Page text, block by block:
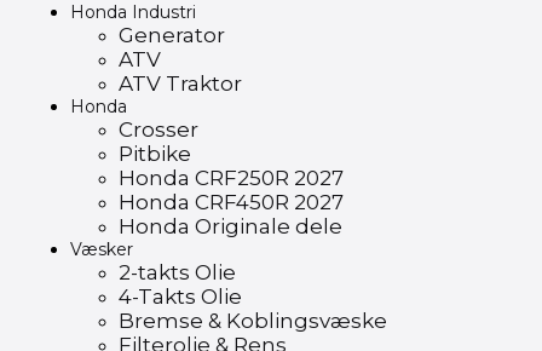
Honda Industri
Generator
ATV
ATV Traktor
Honda
Crosser
Pitbike
Honda CRF250R 2027
Honda CRF450R 2027
Honda Originale dele
Væsker
2-takts Olie
4-Takts Olie
Bremse & Koblingsvæske
Filterolie & Rens